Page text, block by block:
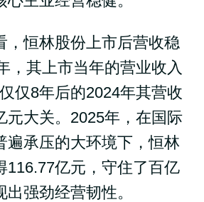
，恒林股份上市后营收稳
，其上市当年的营业收入
仅8年后的2024年其营收
元大关。2025年，在国际
遍承压的大环境下，恒林
116.77亿元，守住了百亿
强劲经营韧性。